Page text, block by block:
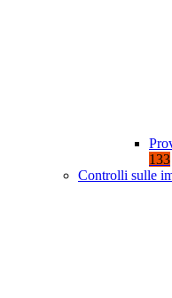
133
Controlli sulle